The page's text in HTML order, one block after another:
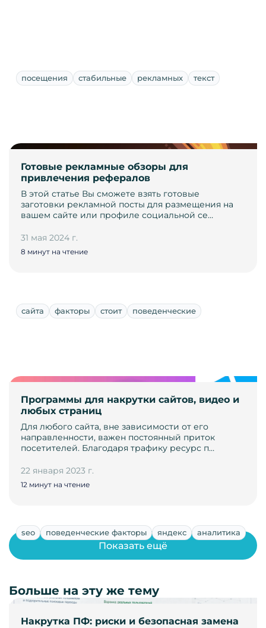
посещения стабильные рекламных текст
Готовые рекламные обзоры для
привлечения рефералов
В этой статье Вы сможете взять готовые
заготовки рекламной посты для размещения на
вашем сайте или профиле социальной се…
31 мая 2024 г.
8 минут на чтение
сайта факторы стоит поведенческие
Программы для накрутки сайтов, видео и
любых страниц
Для любого сайта, вне зависимости от его
направленности, важен постоянный приток
посетителей. Благодаря трафику ресурс п…
22 января 2023 г.
12 минут на чтение
seo поведенческие факторы яндекс аналитика
Накрутка ПФ: риски и безопасная замена
Показать ещё
Больше на эту же тему